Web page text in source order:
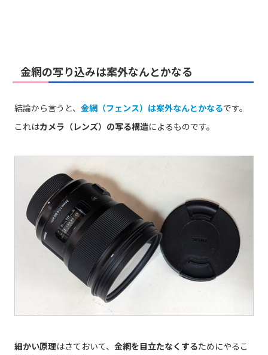
金網の写り込みは案外なんとかなる
結論から言うと、 金網（フェンス）は案外なんとかなるです。
これはカメラ（レンズ）の写る構造によるものです。
細かい原理はさておいて、 金網を目立たなくするためにやるこ